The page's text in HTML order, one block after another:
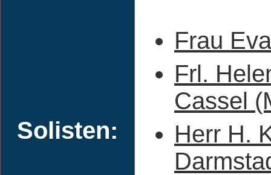
Solisten:
Frau
Frl.
Cassel
Herr H.